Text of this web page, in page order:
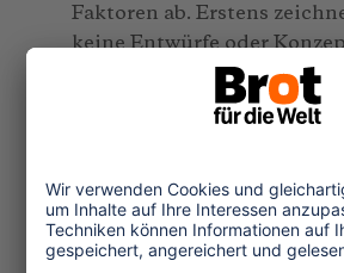
Faktoren ab. Erstens
keine Entwürfe oder
sondern nur bereits
also funktionierende
von einem durch die Jury
Gutachter besucht - um
Bewerbung gemachten